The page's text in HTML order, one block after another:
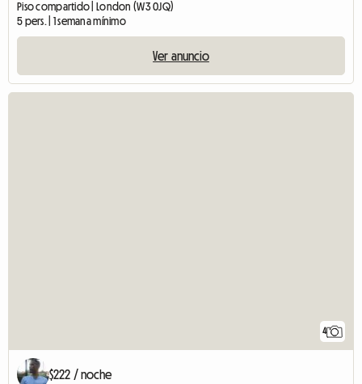
Piso compartido | London (W3 0JQ)
5 pers. | 1 semana mínimo
Ver anuncio
4
$222 / noche